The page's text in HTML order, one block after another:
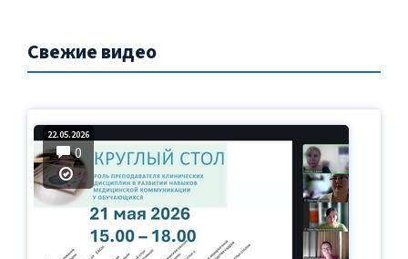
Свежие видео
22.05.2026
0